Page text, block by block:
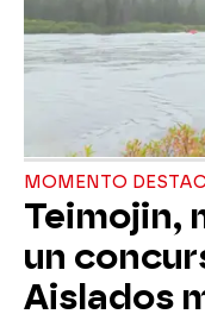
MOMENTO
Teimojin,
un
Aislados